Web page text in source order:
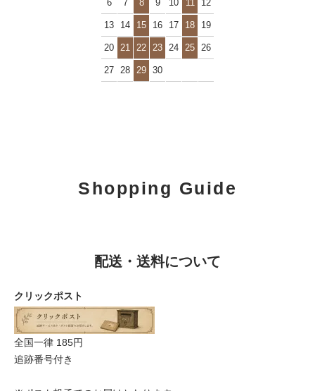
6 7 8 9 10 11 12
13 14 15 16 17 18 19
20 21 22 23 24 25 26
27 28 29 30
Shopping Guide
配送・送料について
クリックポスト
全国一律 185円
追跡番号付き